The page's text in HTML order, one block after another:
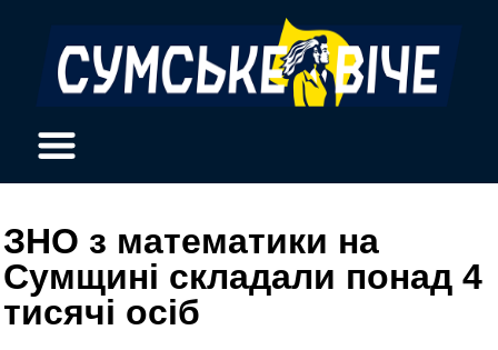
ЗНО з математики на
Сумщині складали понад 4
тисячі осіб